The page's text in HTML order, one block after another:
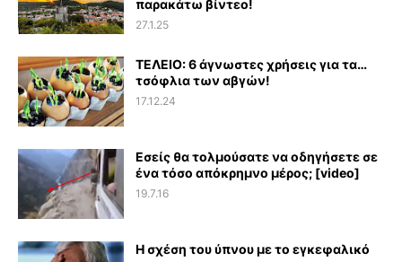
παρακάτω βίντεο!
27.1.25
ΤΕΛΕΙΟ: 6 άγνωστες χρήσεις για τα…
τσόφλια των αβγών!
17.12.24
Εσείς θα τολμούσατε να οδηγήσετε σε
ένα τόσο απόκρημνο μέρος; [video]
19.7.16
Η σχέση του ύπνου με το εγκεφαλικό